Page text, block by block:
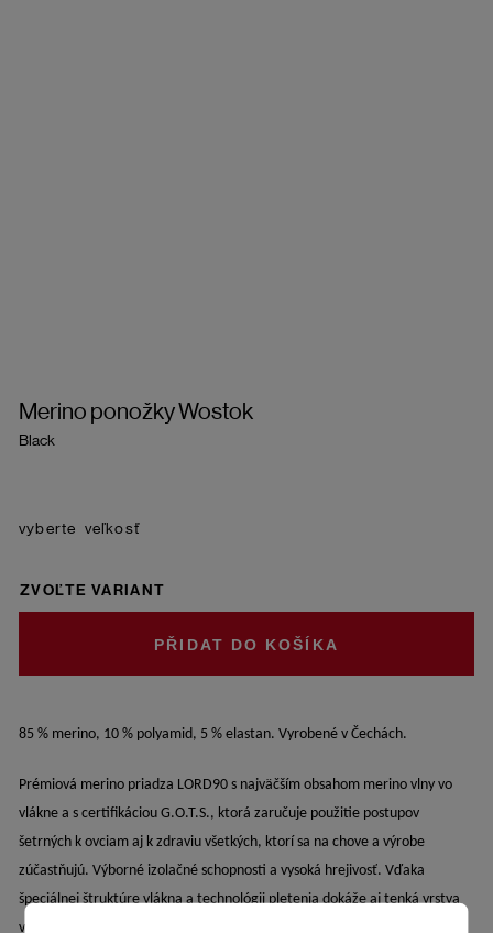
Merino ponožky Wostok
Black
85 % merino, 10 % polyamid, 5 % elastan. Vyrobené v Čechách.
Prémiová merino priadza LORD90 s najväčším obsahom merino vlny vo
vlákne a s certifikáciou G.O.T.S., ktorá zaručuje použitie postupov
šetrných k ovciam aj k zdraviu všetkých, ktorí sa na chove a výrobe
zúčastňujú. Výborné izolačné schopnosti a vysoká hrejivosť. Vďaka
špeciálnej štruktúre vlákna a technológii pletenia dokáže aj tenká vrstva
vlny zahriať. Prirodzené antibakteriálne vlastnosti – merino je
veľkosť
ZVOĽTE VARIANT
DO KOŠÍKA